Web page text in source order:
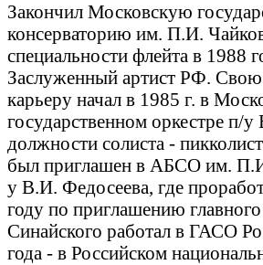
Закончил Московскую
консерваторию им. П.И.
специальности флейта в 1988
Заслуженный артист РФ.
карьеру начал в 1985 г. в
государственном оркестре п/
должности солиста -
был приглашен в АБСО им.
у В.И. Федосеева, где
году по приглашению
Синайского работал в ГАСО
года - в Российском